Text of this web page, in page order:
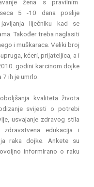
žena s pravilnim
5 -10 dana poslije
liječniku kad se
Također treba naglasiti
i muškaraca. Veliki broj
kćeri, prijateljica, a i
godini karcinom dojke
ih je umrlo.
kvaliteta života
svijesti o potrebi
usvajanje zdravog stila
edukacija i
raka dojke. Ankete su
informirano o raku